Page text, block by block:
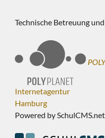
Technische Betreuung
Internetagentur
Hamburg
Powered by SchulCMS.net